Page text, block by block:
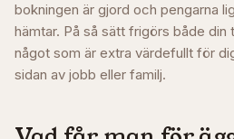
bokningen är gjord och pengarna
hämtar. På så sätt frigörs både din
något som är extra värdefullt för
sidan av jobb eller familj.